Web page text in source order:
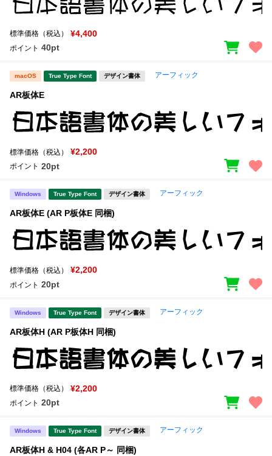
標準価格（税込） ¥4,400
ポイント 40pt
macOS True Type Font デザイン書体 アーフィック
AR板体E
標準価格（税込） ¥2,200
ポイント 20pt
Windows True Type Font デザイン書体 アーフィック
AR板体E (AR P板体E 同梱)
標準価格（税込） ¥2,200
ポイント 20pt
Windows True Type Font デザイン書体 アーフィック
AR板体H (AR P板体H 同梱)
標準価格（税込） ¥2,200
ポイント 20pt
Windows True Type Font デザイン書体 アーフィック
AR板体H & H04 (各AR P～ 同梱)